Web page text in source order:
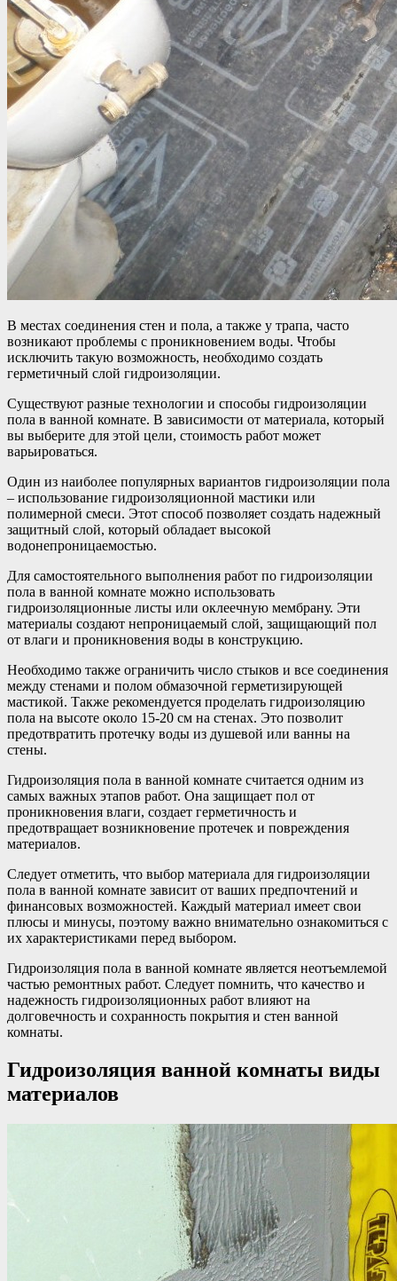
В местах соединения стен и пола, а также у трапа, часто
возникают проблемы с проникновением воды. Чтобы
исключить такую возможность, необходимо создать
герметичный слой гидроизоляции.
Существуют разные технологии и способы гидроизоляции
пола в ванной комнате. В зависимости от материала, который
вы выберите для этой цели, стоимость работ может
варьироваться.
Один из наиболее популярных вариантов гидроизоляции пола
– использование гидроизоляционной мастики или
полимерной смеси. Этот способ позволяет создать надежный
защитный слой, который обладает высокой
водонепроницаемостью.
Для самостоятельного выполнения работ по гидроизоляции
пола в ванной комнате можно использовать
гидроизоляционные листы или оклеечную мембрану. Эти
материалы создают непроницаемый слой, защищающий пол
от влаги и проникновения воды в конструкцию.
Необходимо также ограничить число стыков и все соединения
между стенами и полом обмазочной герметизирующей
мастикой. Также рекомендуется проделать гидроизоляцию
пола на высоте около 15-20 см на стенах. Это позволит
предотвратить протечку воды из душевой или ванны на
стены.
Гидроизоляция пола в ванной комнате считается одним из
самых важных этапов работ. Она защищает пол от
проникновения влаги, создает герметичность и
предотвращает возникновение протечек и повреждения
материалов.
Следует отметить, что выбор материала для гидроизоляции
пола в ванной комнате зависит от ваших предпочтений и
финансовых возможностей. Каждый материал имеет свои
плюсы и минусы, поэтому важно внимательно ознакомиться с
их характеристиками перед выбором.
Гидроизоляция пола в ванной комнате является неотъемлемой
частью ремонтных работ. Следует помнить, что качество и
надежность гидроизоляционных работ влияют на
долговечность и сохранность покрытия и стен ванной
комнаты.
Гидроизоляция ванной комнаты виды
материалов